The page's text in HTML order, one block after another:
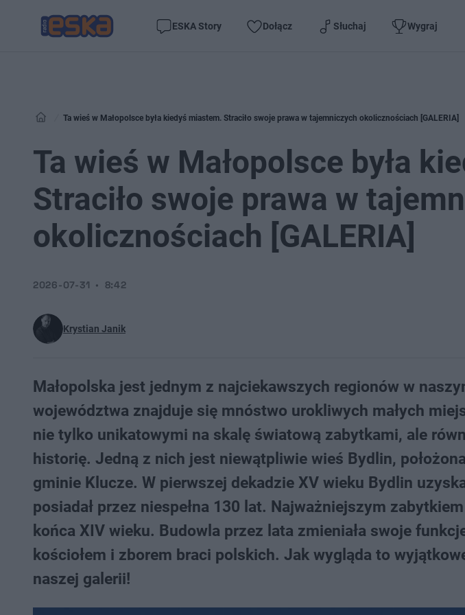
ESKA Story Dołącz Słuchaj Wygraj
Ta wieś w Małopolsce była kiedyś miastem. Straciło swoje prawa w tajemniczych okolicznościach [GALERIA]
Ta wieś w Małopolsce była
Straciło swoje prawa w
okolicznościach [GALERIA]
Krystian Janik
2026-07-31 8:42
Małopolska jest jednym z najciekawszych regionów w
województwa znajduje się mnóstwo urokliwych małych
nie tylko unikatowymi na skalę światową zabytkami, ale
historię. Jedną z nich jest niewątpliwie wieś Bydlin,
gminie Klucze. W pierwszej dekadzie XV wieku Bydlin
posiadał przez niespełna 130 lat. Najważniejszym
końca XIV wieku. Budowla przez lata zmieniała swoje
kościołem i zborem braci polskich. Jak wygląda to
naszej galerii!